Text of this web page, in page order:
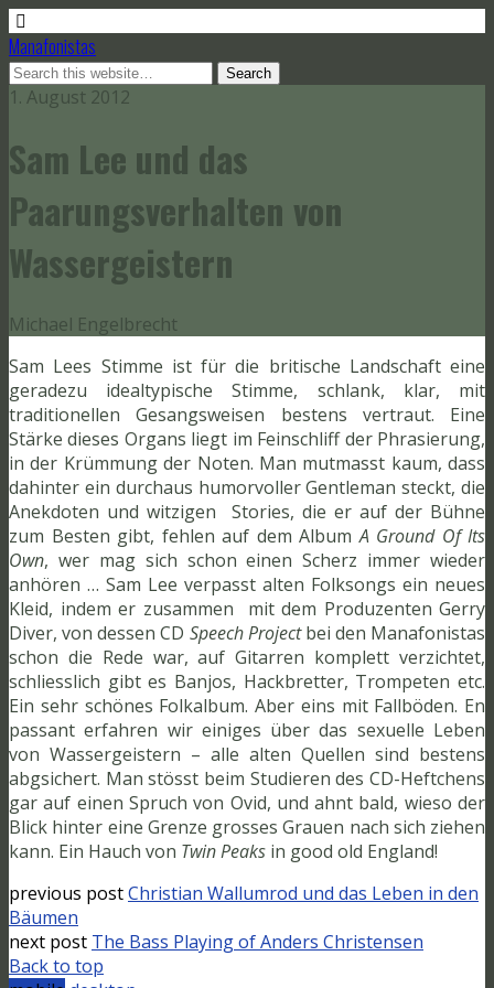
Manafonistas
1. August 2012
Sam Lee und das
Paarungsverhalten von
Wassergeistern
Michael Engelbrecht
Sam Lees Stimme ist für die britische Landschaft eine
geradezu idealtypische Stimme, schlank, klar, mit
traditionellen Gesangsweisen bestens vertraut. Eine
Stärke dieses Organs liegt im Feinschliff der Phrasierung,
in der Krümmung der Noten. Man mutmasst kaum, dass
dahinter ein durchaus humorvoller Gentleman steckt, die
Anekdoten und witzigen Stories, die er auf der Bühne
zum Besten gibt, fehlen auf dem AlbumA Ground Of Its
Own, wer mag sich schon einen Scherz immer wieder
anhören … Sam Lee verpasst alten Folksongs ein neues
Kleid, indem er zusammen mit dem Produzenten Gerry
Diver, von dessen CD Speech Projectbei den Manafonistas
schon die Rede war, auf Gitarren komplett verzichtet,
schliesslich gibt es Banjos, Hackbretter, Trompeten etc.
Ein sehr schönes Folkalbum. Aber eins mit Fallböden. En
passant erfahren wir einiges über das sexuelle Leben
von Wassergeistern – alle alten Quellen sind bestens
abgsichert. Man stösst beim Studieren des CD-Heftchens
gar auf einen Spruch von Ovid, und ahnt bald, wieso der
Blick hinter eine Grenze grosses Grauen nach sich ziehen
kann. Ein Hauch von Twin Peaks in good old England!
previous postChristian Wallumrod und das Leben in den
Bäumen
next post The Bass Playing of Anders Christensen
Back to top